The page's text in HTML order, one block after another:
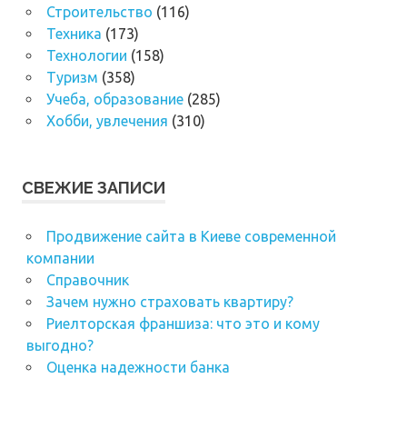
Строительство (116)
Техника (173)
Технологии (158)
Туризм (358)
Учеба, образование(285)
Хобби, увлечения (310)
СВЕЖИЕ ЗАПИСИ
Продвижение сайта в Киеве современной
компании
Справочник
Зачем нужно страховать квартиру?
Риелторская франшиза: что это и кому
выгодно?
Оценка надежности банка